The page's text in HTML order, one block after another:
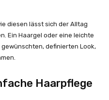
diesen lässt sich der Alltag
Ein Haargel oder eine leichte
definierten Look,
Haarpflege